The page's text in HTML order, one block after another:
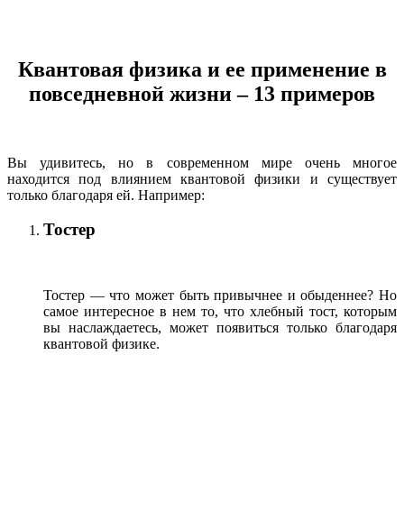
Квантовая физика и ее применение в
повседневной жизни – 13 примеров
Вы удивитесь, но в современном мире очень многое
находится под влиянием квантовой физики и существует
только благодаря ей. Например:
Тостер
Тостер — что может быть привычнее и обыденнее? Но
самое интересное в нем то, что хлебный тост, которым
вы наслаждаетесь, может появиться только благодаря
квантовой физике.